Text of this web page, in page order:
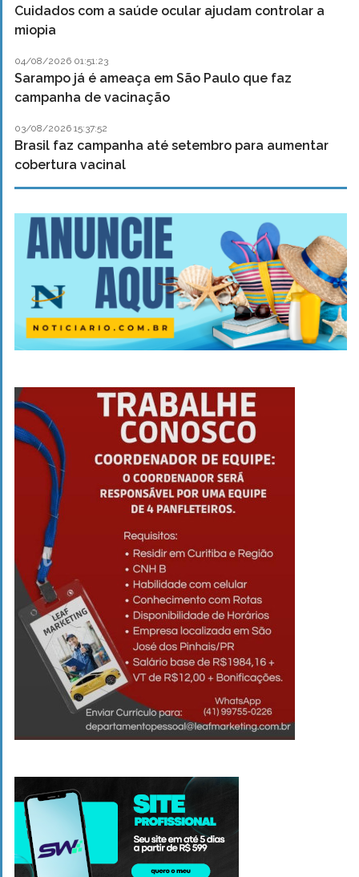
Cuidados com a saúde ocular ajudam controlar a
miopia
04/08/2026 01:51:23
Sarampo já é ameaça em São Paulo que faz
campanha de vacinação
03/08/2026 15:37:52
Brasil faz campanha até setembro para aumentar
cobertura vacinal